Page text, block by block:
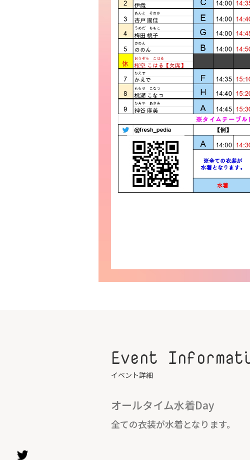
Event
イベント詳細
オールタイム水着Day
全ての衣装が水着となります。